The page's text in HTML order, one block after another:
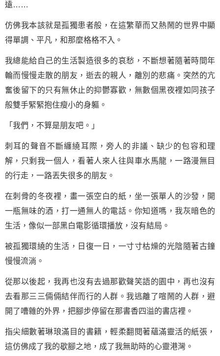
遠……
仿佛我本該就是孤獨患者般，在這繁華而又熱鬧的世界中顯
得單調、平凡，和那麼格格不入。
我總能給自己的生活製造很多的哀愁，不斷想著隨著時間年
輪而慢慢走散的朋友，逝去的親人，離別的悲痛。突然的亢
奮後留下的只有無休止的抑鬱寡歡，無數個黑夜裡如同孩子
般雙手緊緊抱住瘦小的身軀。
「我們，不算是朋友吧。」
刺耳的聲音不斷纏繞耳際，旁人的非議、缺少的包容和理
解，只剩我一個人，看著人來人往與車水馬龍，一路漫無目
的行走，一路丟失很多的朋友。
在刺骨的冬夜裡，畫一張空白的紙，坐一張單人的沙發，開
一瓶無味的酒，打一通無人的電話。你知道嗎，我灰暗色的
生活，像似一部黑白電影循環播放，沒有結局。
被孤獨環繞的生活，日復一日，一寸寸枯燥的光陰隨著古鐘
慢慢流淌。
從那以後起，我再也沒有去過那歡聲笑語的園中，再也沒有
去看那三三倆倆結伴而行的人群。我逃離了喧鬧的人群，避
開了嘈雜的外界，把腳步停留在那書香四溢的書店裡。
指尖細數著琳琅滿目的書籍，輕柔翻閱著蘊滿靈活的紙張，
這仿佛成了我的歇腳之地，成了我無助時的心靈港灣。